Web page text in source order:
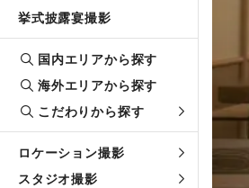
挙式披露宴撮影
国内エリアから探す
海外エリアから探す
こだわりから探す
ロケーション撮影
スタジオ撮影